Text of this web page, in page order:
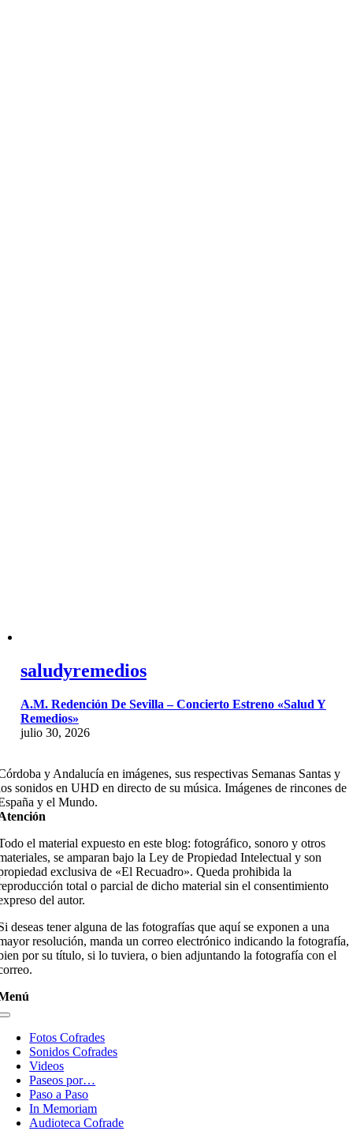
saludyremedios
A.M. Redención De Sevilla – Concierto Estreno «Salud Y
Remedios»
julio 30, 2026
y Andalucía en imágenes, sus respectivas Semanas Santas y
sonidos en UHD en directo de su música. Imágenes de rincones de
y el Mundo.
el material expuesto en este blog: fotográfico, sonoro y otros
se amparan bajo la Ley de Propiedad Intelectual y son
exclusiva de «El Recuadro». Queda prohibida la
total o parcial de dicho material sin el consentimiento
del autor.
deseas tener alguna de las fotografías que aquí se exponen a una
resolución, manda un correo electrónico indicando la fotografía,
por su título, si lo tuviera, o bien adjuntando la fotografía con el
Toggle
NavigationFotos Cofrades
Sonidos Cofrades
Videos
Paseos por…
Paso a Paso
In Memoriam
Audioteca Cofrade